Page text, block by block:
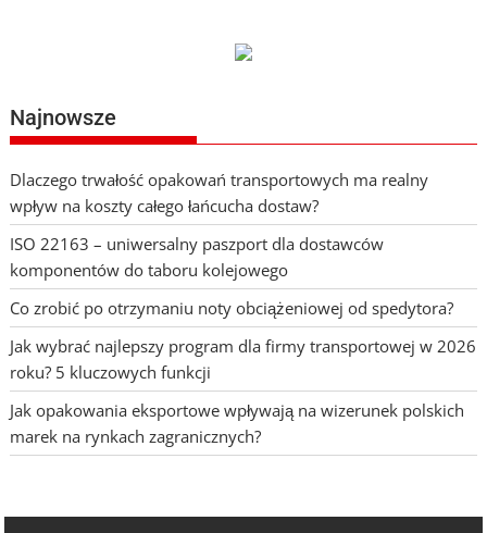
Najnowsze
Dlaczego trwałość opakowań transportowych ma realny
wpływ na koszty całego łańcucha dostaw?
ISO 22163 – uniwersalny paszport dla dostawców
komponentów do taboru kolejowego
Co zrobić po otrzymaniu noty obciążeniowej od spedytora?
Jak wybrać najlepszy program dla firmy transportowej w 2026
roku? 5 kluczowych funkcji
Jak opakowania eksportowe wpływają na wizerunek polskich
marek na rynkach zagranicznych?